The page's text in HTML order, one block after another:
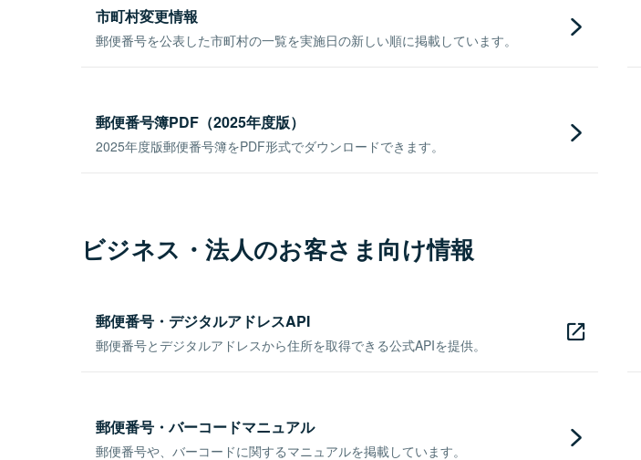
市町村変更情報
郵便番号を公表した市町村の一覧を実施日の新しい順に掲載しています。
郵便番号簿PDF（2025年度版）
2025年度版郵便番号簿をPDF形式でダウンロードできます。
ビジネス・法人のお客さま向け情報
郵便番号・デジタルアドレスAPI
郵便番号とデジタルアドレスから住所を取得できる公式APIを提供。
郵便番号・バーコードマニュアル
郵便番号や、バーコードに関するマニュアルを掲載しています。